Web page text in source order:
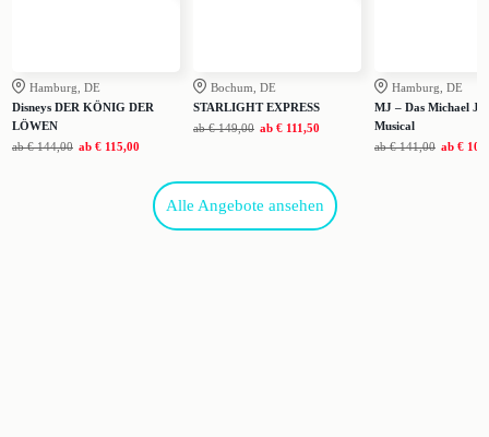
Hamburg, DE
Disneys DER KÖNIG DER
LÖWEN
ab € 144,00 ab € 115,00
Bochum, DE
STARLIGHT EXPRESS
ab € 149,00 ab € 111,50
Hamburg, DE
MJ – Das Michael
Musical
ab € 141,00 ab €
Alle Angebote ansehen